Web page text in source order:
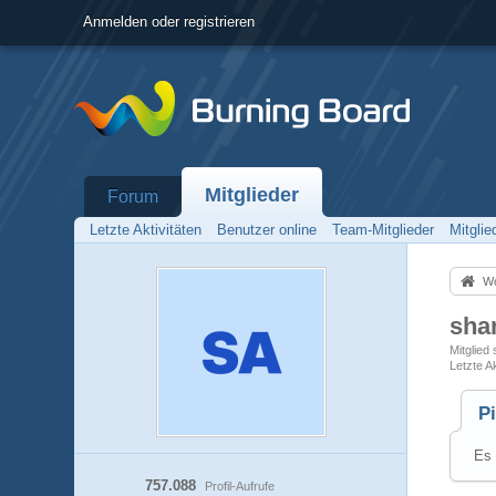
Anmelden oder registrieren
Forum Mitglieder
Letzte Aktivitäten Benutzer online Team-Mitglieder
Profil-Aufrufe
757.088
Mitglied
Letzte
Es